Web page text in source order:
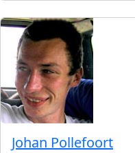
Johan Pollefoort